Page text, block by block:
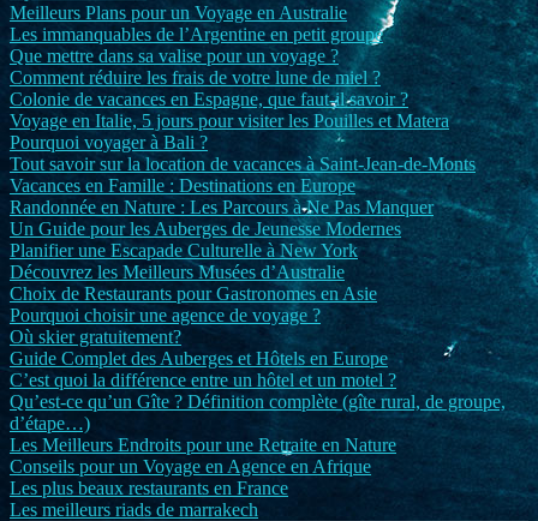
Meilleurs Plans pour un Voyage en Australie
Les immanquables de l’Argentine en petit groupe
Que mettre dans sa valise pour un voyage ?
Comment réduire les frais de votre lune de miel ?
Colonie de vacances en Espagne, que faut-il savoir ?
Voyage en Italie, 5 jours pour visiter les Pouilles et Matera
Pourquoi voyager à Bali ?
Tout savoir sur la location de vacances à Saint-Jean-de-Monts
Vacances en Famille : Destinations en Europe
Randonnée en Nature : Les Parcours à Ne Pas Manquer
Un Guide pour les Auberges de Jeunesse Modernes
Planifier une Escapade Culturelle à New York
Découvrez les Meilleurs Musées d’Australie
Choix de Restaurants pour Gastronomes en Asie
Pourquoi choisir une agence de voyage ?
Où skier gratuitement?
Guide Complet des Auberges et Hôtels en Europe
C’est quoi la différence entre un hôtel et un motel ?
Qu’est-ce qu’un Gîte ? Définition complète (gîte rural, de groupe,
d’étape…)
Les Meilleurs Endroits pour une Retraite en Nature
Conseils pour un Voyage en Agence en Afrique
Les plus beaux restaurants en France
Les meilleurs riads de marrakech